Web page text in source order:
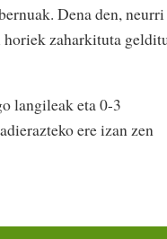
Dena den, neurri
horiek zaharkituta
langileak eta 0-3
ere izan zen